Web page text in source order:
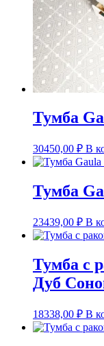
Тумба
30450,00 ₽ В
Тумба
23439,00 ₽ В
Тумба с
Дуб
18338,00 ₽ В